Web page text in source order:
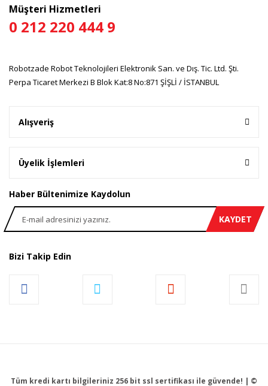
Müşteri Hizmetleri
0 212 220 444 9
Robotzade Robot Teknolojileri Elektronik San. ve Dış. Tic. Ltd. Şti.
Perpa Ticaret Merkezi B Blok Kat:8 No:871 ŞİŞLİ / İSTANBUL
Alışveriş
Üyelik İşlemleri
Haber Bültenimize Kaydolun
KAYDET
Bizi Takip Edin
Tüm kredi kartı bilgileriniz 256 bit ssl sertifikası ile güvende! | ©